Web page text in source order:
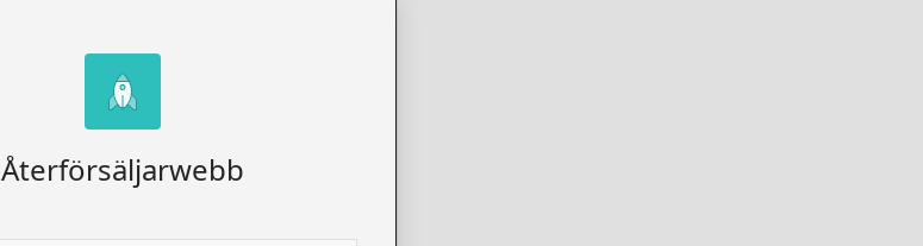
Återförsäljarwebb